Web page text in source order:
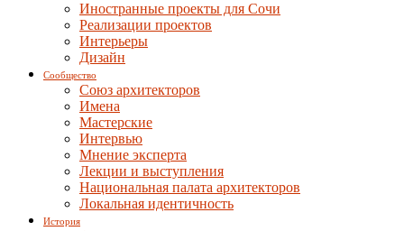
Иностранные проекты для Сочи
Реализации проектов
Интерьеры
Дизайн
Сообщество
Союз архитекторов
Имена
Мастерские
Интервью
Мнение эксперта
Лекции и выступления
Национальная палата архитекторов
Локальная идентичность
История